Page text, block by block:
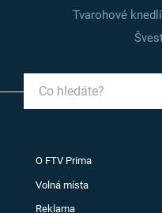
Tvarohové
O FTV Prima
Volná místa
Reklama